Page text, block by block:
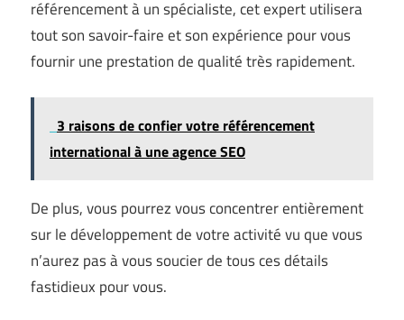
référencement à un spécialiste, cet expert utilisera
tout son savoir-faire et son expérience pour vous
fournir une prestation de qualité très rapidement.
3 raisons de confier votre référencement
international à une agence SEO
De plus, vous pourrez vous concentrer entièrement
sur le développement de votre activité vu que vous
n’aurez pas à vous soucier de tous ces détails
fastidieux pour vous.